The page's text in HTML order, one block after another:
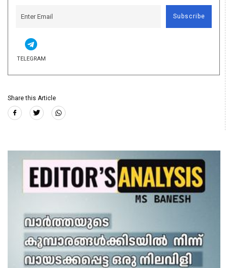
Subscribe
TELEGRAM
Share this Article